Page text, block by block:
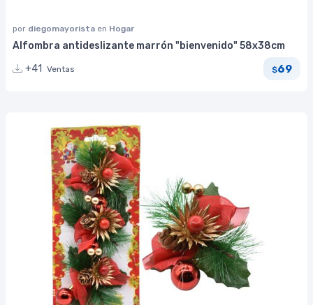
por diegomayorista en Hogar
Alfombra antideslizante marrón "bienvenido" 58x38cm
+41
Ventas $69